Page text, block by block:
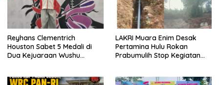
Reyhans Clementrich
Houston Sabet 5 Medali di
Dua Kejuaraan Wushu
LAKRI Muara Enim Desak
Pertamina Hulu Rokan
Prabumulih Stop Kegiatan